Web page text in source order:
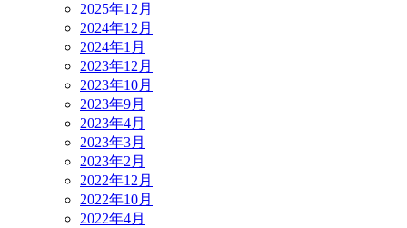
2025年12月
2024年12月
2024年1月
2023年12月
2023年10月
2023年9月
2023年4月
2023年3月
2023年2月
2022年12月
2022年10月
2022年4月